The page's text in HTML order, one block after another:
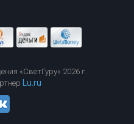
«СветГуру» 2026 г.
Lu.ru